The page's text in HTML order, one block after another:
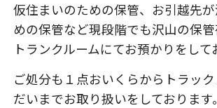
仮住まいのための保管、お引越先
めの保管など現段階でも沢山の保
トランクルームにてお預かりをして
ご処分も１点おいくらからトラッ
だいまでお取り扱いをしております。